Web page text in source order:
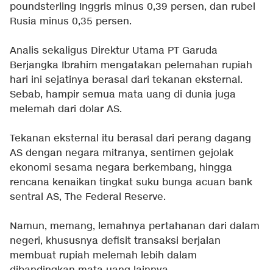
poundsterling Inggris minus 0,39 persen, dan rubel
Rusia minus 0,35 persen.
Analis sekaligus Direktur Utama PT Garuda
Berjangka Ibrahim mengatakan pelemahan rupiah
hari ini sejatinya berasal dari tekanan eksternal.
Sebab, hampir semua mata uang di dunia juga
melemah dari dolar AS.
Tekanan eksternal itu berasal dari perang dagang
AS dengan negara mitranya, sentimen gejolak
ekonomi sesama negara berkembang, hingga
rencana kenaikan tingkat suku bunga acuan bank
sentral AS, The Federal Reserve.
Namun, memang, lemahnya pertahanan dari dalam
negeri, khususnya defisit transaksi berjalan
membuat rupiah melemah lebih dalam